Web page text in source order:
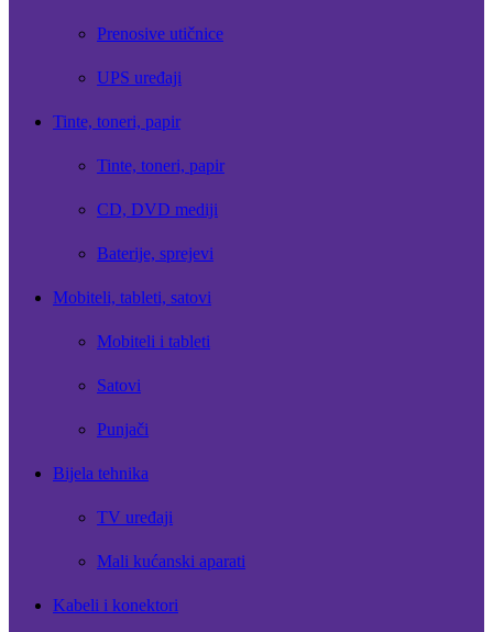
Prenosive utičnice
UPS uređaji
Tinte, toneri, papir
Tinte, toneri, papir
CD, DVD mediji
Baterije, sprejevi
Mobiteli, tableti, satovi
Mobiteli i tableti
Satovi
Punjači
Bijela tehnika
TV uređaji
Mali kućanski aparati
Kabeli i konektori